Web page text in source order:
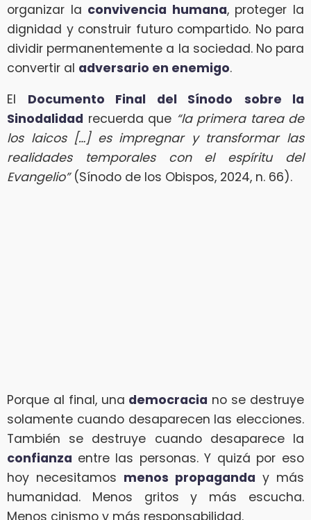
organizar la convivencia humana, proteger la
dignidad y construir futuro compartido. No para
dividir permanentemente a la sociedad. No para
convertir al adversario en enemigo.
El Documento Final del Sínodo
sobre la
Sinodalidad recuerda que “la primera tarea de
los laicos […] es impregnar y transformar las
realidades temporales con el espíritu del
Evangelio” (Sínodo de los Obispos, 2024, n. 66).
Porque al final, una democracia no se destruye
solamente cuando desaparecen las elecciones.
También se destruye cuando desaparece la
confianza entre las personas. Y quizá por eso
hoy necesitamos menos propaganda y más
humanidad. Menos gritos y más escucha.